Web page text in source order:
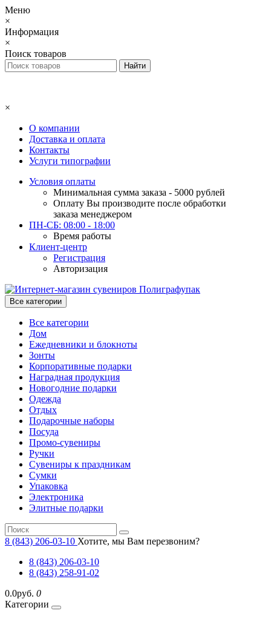
Меню
×
Информация
×
Поиск товаров
×
О компании
Доставка и оплата
Контакты
Услуги типографии
Условия оплаты
Минимальная сумма заказа - 5000 рублей
Оплату Вы производите после обработки
заказа менеджером
ПН-СБ: 08:00 - 18:00
Время работы
Клиент-центр
Регистрация
Авторизация
Все категории
Все категории
Дом
Ежедневники и блокноты
Зонты
Корпоративные подарки
Наградная продукция
Новогодние подарки
Одежда
Отдых
Подарочные наборы
Посуда
Промо-сувениры
Ручки
Сувениры к праздникам
Сумки
Упаковка
Электроника
Элитные подарки
8 (843) 206-03-10 Хотите, мы Вам перезвоним?
8 (843) 206-03-10
8 (843) 258-91-02
0.0руб. 0
Категории